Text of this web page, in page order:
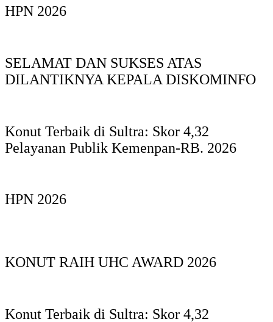
HPN 2026
SELAMAT DAN SUKSES ATAS
DILANTIKNYA KEPALA DISKOMINFO
Konut Terbaik di Sultra: Skor 4,32
Pelayanan Publik Kemenpan-RB. 2026
HPN 2026
KONUT RAIH UHC AWARD 2026
Konut Terbaik di Sultra: Skor 4,32